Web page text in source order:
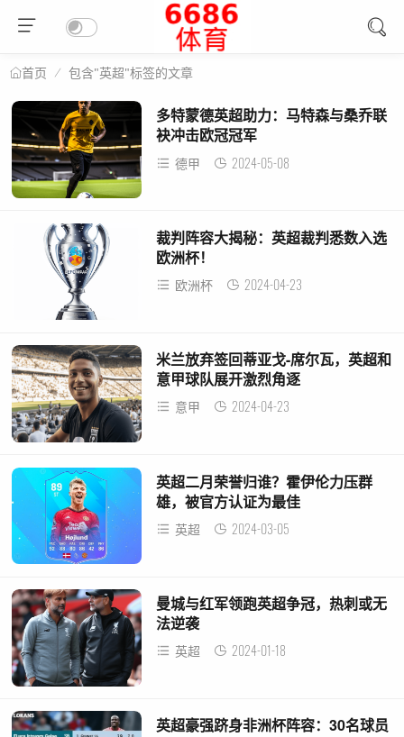
首页 包含"英超"标签的文章
多特蒙德英超助力：马特森与桑乔联
袂冲击欧冠冠军
德甲 2024-05-08
裁判阵容大揭秘：英超裁判悉数入选
欧洲杯！
欧洲杯 2024-04-23
米兰放弃签回蒂亚戈-席尔瓦，英超和
意甲球队展开激烈角逐
意甲 2024-04-23
英超二月荣誉归谁？霍伊伦力压群
雄，被官方认证为最佳
英超 2024-03-05
曼城与红军领跑英超争冠，热刺或无
法逆袭
英超 2024-01-18
英超豪强跻身非洲杯阵容：30名球员